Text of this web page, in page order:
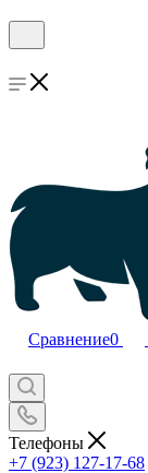
Сравнение0
Телефоны
+7 (923) 127-17-68